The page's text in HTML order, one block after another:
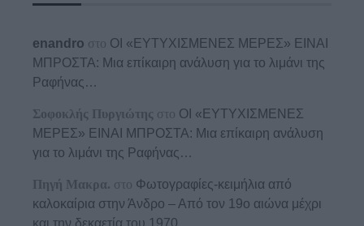
enandro στο ΟΙ «ΕΥΤΥΧΙΣΜΕΝΕΣ ΜΕΡΕΣ» ΕΙΝΑΙ
ΜΠΡΟΣΤΑ: Μια επίκαιρη ανάλυση για το λιμάνι της
Ραφήνας…
Σοφοκλής Πυργιώτης στο ΟΙ «ΕΥΤΥΧΙΣΜΕΝΕΣ
ΜΕΡΕΣ» ΕΙΝΑΙ ΜΠΡΟΣΤΑ: Μια επίκαιρη ανάλυση
για το λιμάνι της Ραφήνας…
Πηγή Μακρα. στο Φωτογραφίες-κειμήλια από
καλοκαίρια στην Άνδρο – Από τον 19ο αιώνα μέχρι
και την δεκαετία του 1970